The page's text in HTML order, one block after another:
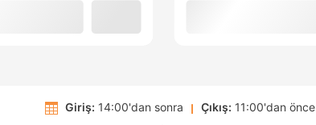
Giriş: 14:00'dan sonra Çıkış: 11:00'dan önce